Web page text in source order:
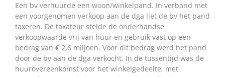
Een bv verhuurde een woon/winkelpand. In verband met
een voorgenomen verkoop aan de dga liet de bv het pand
taxeren. De taxateur stelde de onderhandse
verkoopwaarde vrij van huur en gebruik vast op een
bedrag van € 2,6 miljoen. Voor dit bedrag werd het pand
door de bv aan de dga verkocht. In de tussentijd was de
huurovereenkomst voor het winkelgedeelte, met